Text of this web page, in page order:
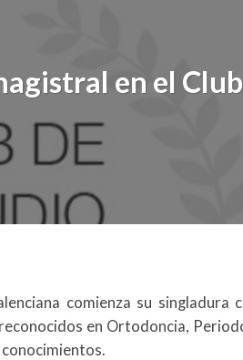
en el
comienza su
en Ortodoncia,